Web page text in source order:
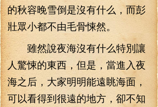
的秋容晚雪倒是沒有什么，而彭
壯眾小都不由毛骨悚然。
雖然說夜海沒有什么特別讓
人驚悚的東西，但是，當進入夜
海之后，大家明明能遠眺海面，
可以看得到很遠的地方，卻不知